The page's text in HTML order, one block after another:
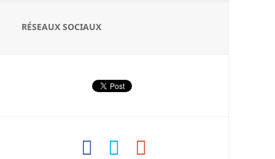
RÉSEAUX SOCIAUX